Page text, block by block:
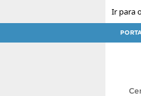
Ir para